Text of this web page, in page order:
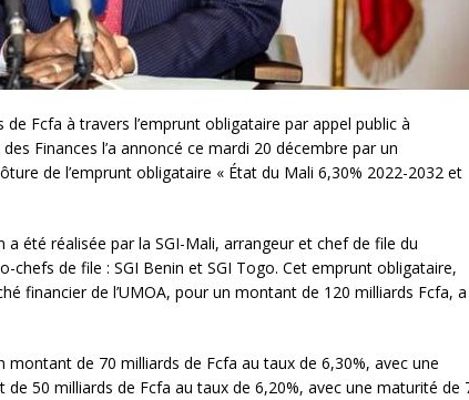
Fcfa à travers l’emprunt obligataire par appel public à
Finances l’a annoncé ce mardi 20 décembre par un
de l’emprunt obligataire « État du Mali 6,30% 2022-2032 et
été réalisée par la SGI-Mali, arrangeur et chef de file du
chefs de file : SGI Benin et SGI Togo. Cet emprunt obligataire,
financier de l’UMOA, pour un montant de 120 milliards Fcfa, a
de 70 milliards de Fcfa au taux de 6,30%, avec une
50 milliards de Fcfa au taux de 6,20%, avec une maturité de